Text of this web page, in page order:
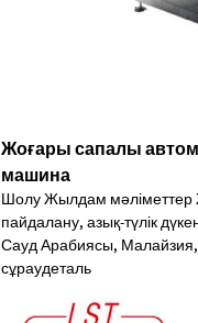
Жоғары сапалы
машина
Шолу Жылдам мәліметтер
пайдалану, азық-түлік
Сауд Арабиясы,
сұраудеталь